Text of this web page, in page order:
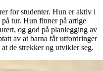
for studenter. Hun er aktiv i
tur. Hun finner på artige
og god på planlegging av
av at barna får utfordringer
de strekker og utvikler seg.